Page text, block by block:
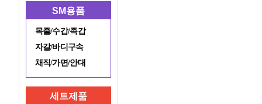
SM용품
목줄/수갑/족갑
자갈/바디구속
채직/가면/안대
세트제품